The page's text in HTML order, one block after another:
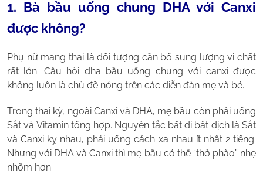
1. Bà bầu uống chung DHA với Canxi
được không?
Phụ nữ mang thai là đối tượng cần bổ sung lượng vi chất
rất lớn. Câu hỏi dha bầu uống chung với canxi được
không luôn là chủ đề nóng trên các diễn đàn mẹ và bé.
Trong thai kỳ, ngoài Canxi và DHA, mẹ bầu còn phải uống
Sắt và Vitamin tổng hợp. Nguyên tắc bất di bất dịch là Sắt
và Canxi kỵ nhau, phải uống cách xa nhau ít nhất 2 tiếng.
Nhưng với DHA và Canxi thì mẹ bầu có thể “thở phào” nhẹ
nhõm hơn.